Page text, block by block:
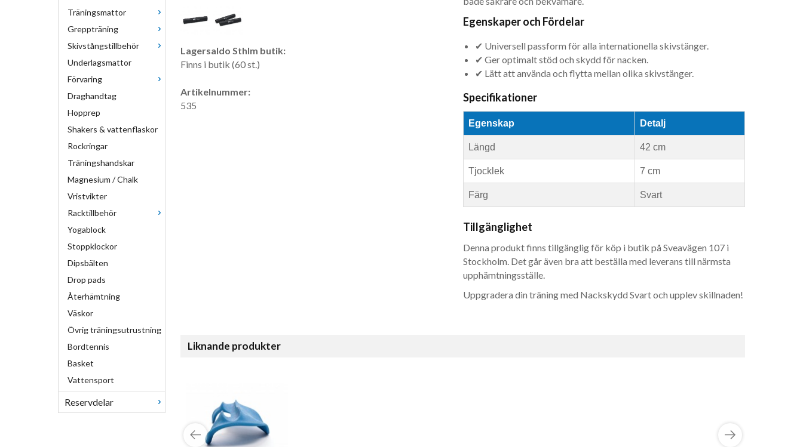
Träningsmattor
Greppträning
Skivstångstillbehör
Underlagsmattor
Förvaring
Draghandtag
Hopprep
Shakers & vattenflaskor
Rockringar
Träningshandskar
Magnesium / Chalk
Vristvikter
Racktillbehör
Yogablock
Stoppklockor
Dipsbälten
Drop pads
Återhämtning
Väskor
Övrig träningsutrustning
Bordtennis
Basket
Vattensport
Reservdelar
Egenskaper och Fördelar
✔ Universell passform för alla internationella skivstänger.
✔ Ger optimalt stöd och skydd för nacken.
✔ Lätt att använda och flytta mellan olika skivstänger.
Specifikationer
Egenskap Detalj
Längd 42 cm
Tjocklek 7 cm
Färg Svart
Tillgänglighet
Denna produkt finns tillgänglig för köp i butik på Sveavägen 107 i
Stockholm. Det går även bra att beställa med leverans till närmsta
upphämtningsställe.
Uppgradera din träning med Nackskydd Svart och upplev skillnaden!
Lagersaldo Sthlm butik:
Finns i butik (60 st.)
Artikelnummer:
535
Liknande produkter